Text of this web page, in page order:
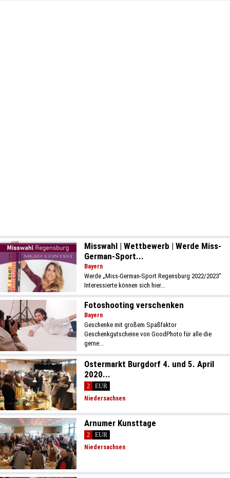
Misswahl | Wettbewerb | Werde Miss-
German-Sport...
Bayern
Werde „Miss-German-Sport Regensburg 2022/2023″
Interessierte können sich hier...
Fotoshooting verschenken
Bayern
Geschenke mit großem Spaßfaktor
Geschenkgutscheine von GoodPhoto für alle die
gerne...
Ostermarkt Burgdorf 4. und 5. April
2020...
2
EUR
Niedersachsen
Arnumer Kunsttage
2
EUR
Niedersachsen